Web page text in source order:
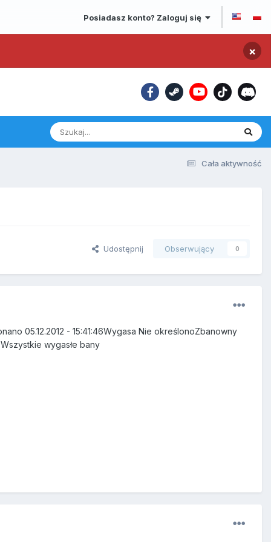
Posiadasz konto? Zaloguj się
×
Cała aktywność
Udostępnij Obserwujący 0
05.12.2012 - 15:41:46Wygasa Nie określonoZbanowny
wygasłe bany